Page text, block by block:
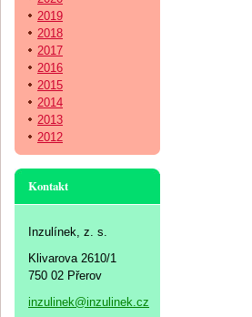
2019
2018
2017
2016
2015
2014
2013
2012
Kontakt
Inzulínek, z. s.
Klivarova 2610/1
750 02 Přerov
inzulinek@inzulinek.cz